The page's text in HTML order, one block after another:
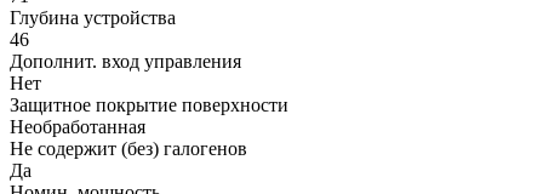
Глубина устройства
46
Дополнит. вход управления
Нет
Защитное покрытие поверхности
Необработанная
Не содержит (без) галогенов
Да